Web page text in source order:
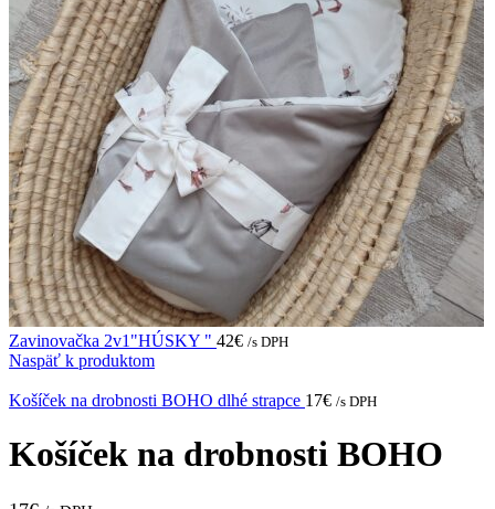
Zavinovačka 2v1"HÚSKY " 42€ /s DPH
Naspäť k produktom
Košíček na drobnosti BOHO dlhé strapce 17€ /s DPH
Košíček na drobnosti BOHO